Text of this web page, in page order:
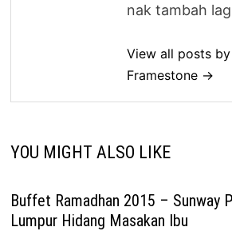
nak tambah
View all posts
Framestone →
YOU MIGHT ALSO LIKE
Buffet Ramadhan 2015 – Sunway
Lumpur Hidang Masakan Ibu